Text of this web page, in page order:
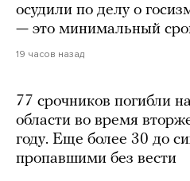
осудили по делу о
— это минимальный
19 часов назад
77 срочников погибли
области во время
году. Еще более 30 до
пропавшими без вести